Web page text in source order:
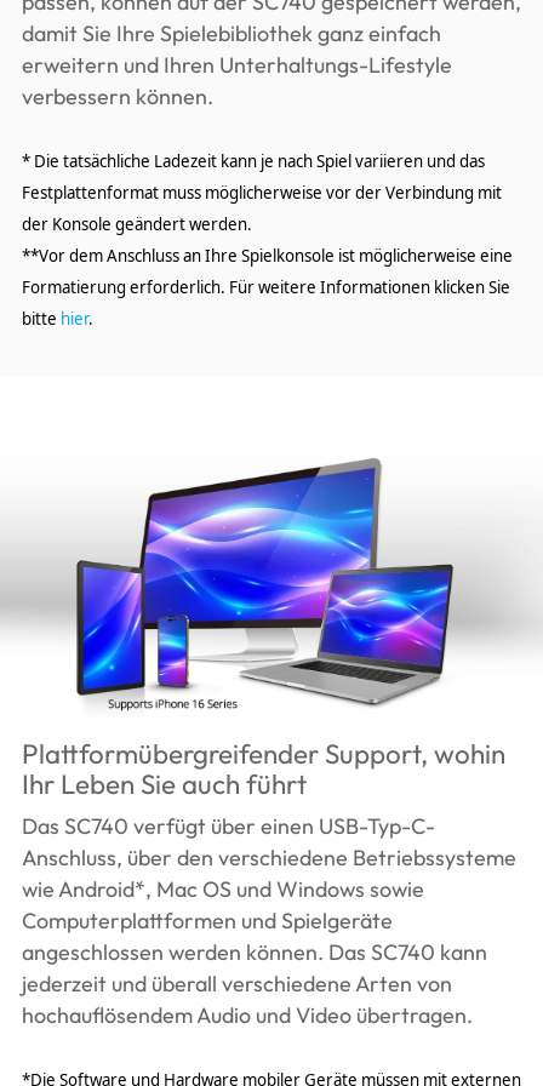
damit Sie Ihre Spielebibliothek ganz einfach
erweitern und Ihren Unterhaltungs-Lifestyle
verbessern können.
* Die tatsächliche Ladezeit kann je nach Spiel variieren und das
Festplattenformat muss möglicherweise vor der Verbindung mit
der Konsole geändert werden.
**Vor dem Anschluss an Ihre Spielkonsole ist möglicherweise eine
Formatierung erforderlich. Für weitere Informationen klicken Sie
bitte hier.
Plattformübergreifender Support, wohin
Ihr Leben Sie auch führt
Das SC740 verfügt über einen USB-Typ-C-
Anschluss, über den verschiedene Betriebssysteme
wie Android*, Mac OS und Windows sowie
Computerplattformen und Spielgeräte
angeschlossen werden können. Das SC740 kann
jederzeit und überall verschiedene Arten von
hochauflösendem Audio und Video übertragen.
*Die Software und Hardware mobiler Geräte müssen mit externen